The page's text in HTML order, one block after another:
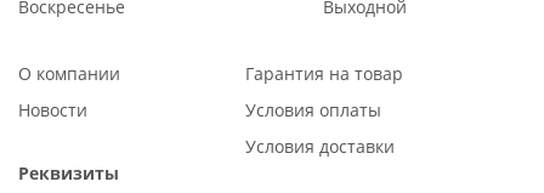
Воскресенье
Выходной
О компании
Новости
Гарантия на товар
Условия оплаты
Условия доставки
Реквизиты